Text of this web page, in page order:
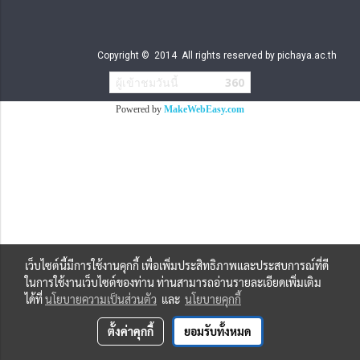
Copyright © 2014 All rights reserved by pichaya.ac.th
ผู้เข้าชมวันนี้ 360
Powered by MakeWebEasy.com
เว็บไซต์นี้มีการใช้งานคุกกี้ เพื่อเพิ่มประสิทธิภาพและประสบการณ์ที่ดี
ในการใช้งานเว็บไซต์ของท่าน ท่านสามารถอ่านรายละเอียดเพิ่มเติม
ได้ที่นโยบายความเป็นส่วนตัว และ นโยบายคุกกี้
ตั้งค่าคุกกี้ ยอมรับทั้งหมด